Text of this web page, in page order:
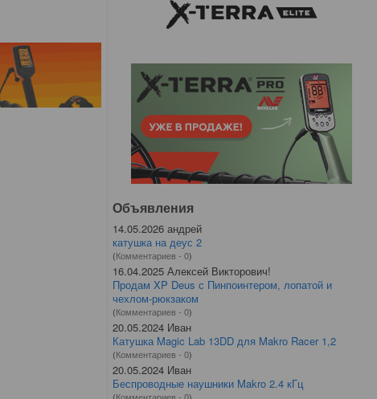
Объявления
14.05.2026 андрей
катушка на деус 2
(Комментариев - 0)
16.04.2025 Алексей Викторович!
Продам XP Deus с Пинпоинтером, лопатой и
чехлом-рюкзаком
(Комментариев - 0)
20.05.2024 Иван
Катушка Magic Lab 13DD для Makro Racer 1,2
(Комментариев - 0)
20.05.2024 Иван
Беспроводные наушники Makro 2.4 кГц
(Комментариев - 0)